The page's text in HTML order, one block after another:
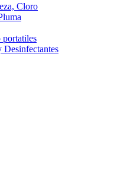
Cloro
portatiles
Desinfectantes